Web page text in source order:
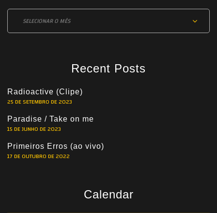
Recent Posts
Radioactive (Clipe)
25 DE SETEMBRO DE 2023
Paradise / Take on me
15 DE JUNHO DE 2023
Primeiros Erros (ao vivo)
17 DE OUTUBRO DE 2022
Calendar